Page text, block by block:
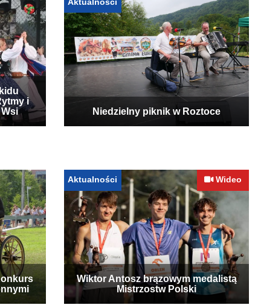
i
Aktualności
Niedzielny piknik w Roztoce
Aktualności Wideo
Wiktor Antosz brązowym medalistą
Mistrzostw Polski